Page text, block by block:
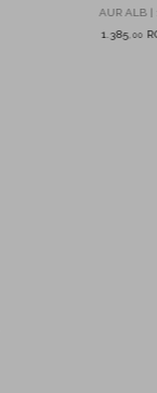
AUR ALB |
1.385 00